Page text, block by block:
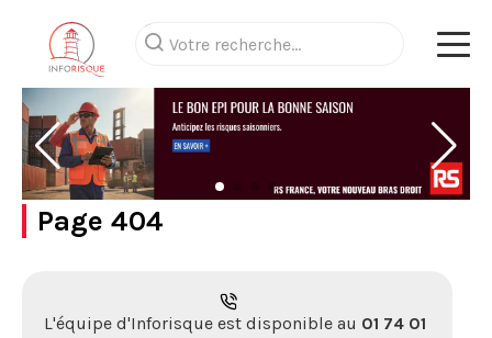
Page 404
L'équipe d'Inforisque est disponible au 01 74 01